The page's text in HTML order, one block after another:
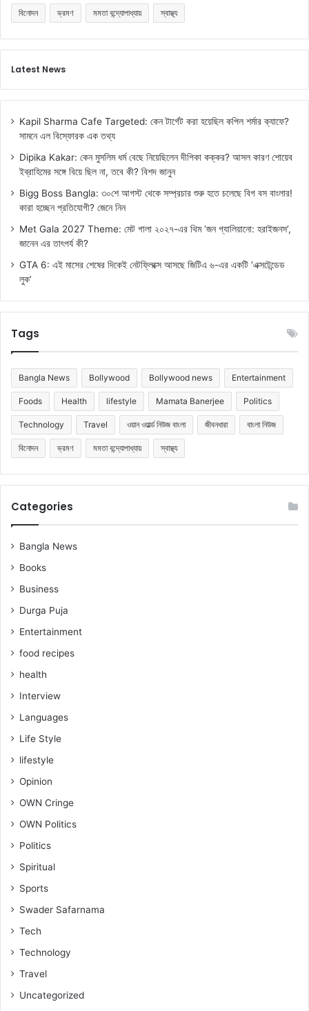
বিনোদন ভ্রমণ মমতা বন্দ্যোপাধ্যায় স্বাস্থ্য
Latest News
Kapil Sharma Cafe Targeted: কেন টার্গেট করা হয়েছিল কপিল শর্মার ক্যাফে?
সামনে এল বিস্ফোরক এক তথ্য
Dipika Kakar: কেন মুসলিম ধর্ম বেছে নিয়েছিলেন দীপিকা কক্কর? আসল কারণ শোয়েব
ইব্রাহিমের সঙ্গে বিয়ে ছিল না, তবে কী? বিশদ জানুন
Bigg Boss Bangla: ৩০শে আগস্ট থেকে সম্প্রচার শুরু হতে চলেছে বিগ বস বাংলার!
কারা হচ্ছেন প্রতিযোগী? জেনে নিন
Met Gala 2027 Theme: মেট গালা ২০২৭-এর থিম ‘জন গ্যালিয়ানো: হরাইজনস’,
জানেন এর তাৎপর্য কী?
GTA 6: এই মাসের শেষের দিকেই নেটফ্লিক্সে আসছে জিটিএ ৬-এর একটি ‘এক্সটেন্ডেড
লুক’
Tags
Bangla News Bollywood Bollywood news Entertainment
Foods Health lifestyle Mamata Banerjee Politics
Technology Travel ওয়ান ওয়ার্ল্ড নিউজ বাংলা জীবনধারা বাংলা নিউজ
বিনোদন ভ্রমণ মমতা বন্দ্যোপাধ্যায় স্বাস্থ্য
Categories
Bangla News
Books
Business
Durga Puja
Entertainment
food recipes
health
Interview
Languages
Life Style
lifestyle
Opinion
OWN Cringe
OWN Politics
Politics
Spiritual
Sports
Swader Safarnama
Tech
Technology
Travel
Uncategorized